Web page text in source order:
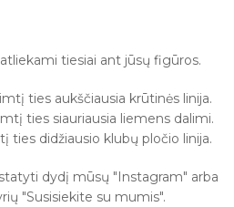
tiesiai ant jūsų figūros.
ties aukščiausia krūtinės linija.
ties siauriausia liemens dalimi.
ties didžiausio klubų pločio linija.
dydį mūsų "Instagram" arba
"Susisiekite su mumis".